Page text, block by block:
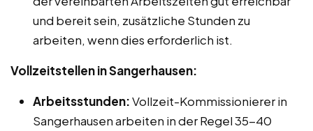
und bereit sein, zusätzliche Stunden zu
arbeiten, wenn dies erforderlich ist.
Vollzeitstellen in Sangerhausen:
Arbeitsstunden:Vollzeit-Kommissionierer in
Sangerhausen arbeiten in der Regel 35-40